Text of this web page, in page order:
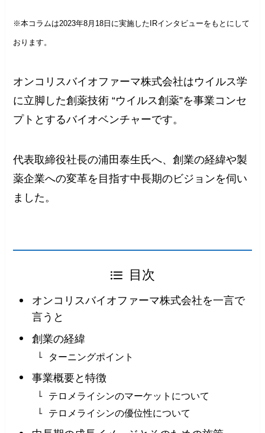
※本コラムは2023年8月18日に実施したIRインタビューをもとにして
おります。
オンコリスバイオファーマ株式会社はウイルス学
に立脚した創薬技術 “ウイルス創薬”を事業コンセ
プトとするバイオベンチャーです。
代表取締役社長の浦田泰生氏へ、創業の経緯や製
薬企業への変革を目指す中長期のビジョンを伺い
ました。
目次
オンコリスバイオファーマ株式会社を一言で
言うと
創業の経緯
ターニングポイント
事業概要と特徴
テロメライシンのマーケットについて
テロメライシンの優位性について